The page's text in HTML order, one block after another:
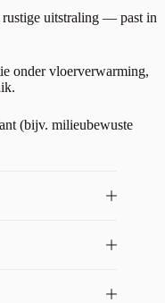
rustige uitstraling — past in
onder vloerverwarming,
(bijv. milieubewuste